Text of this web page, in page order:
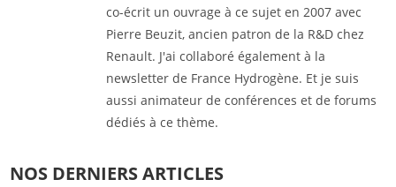
co-écrit un ouvrage à ce sujet en 2007 avec
Pierre Beuzit, ancien patron de la R&D chez
Renault. J'ai collaboré également à la
newsletter de France Hydrogène. Et je suis
aussi animateur de conférences et de forums
dédiés à ce thème.
NOS DERNIERS ARTICLES